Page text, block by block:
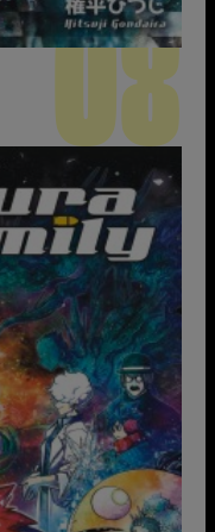
08